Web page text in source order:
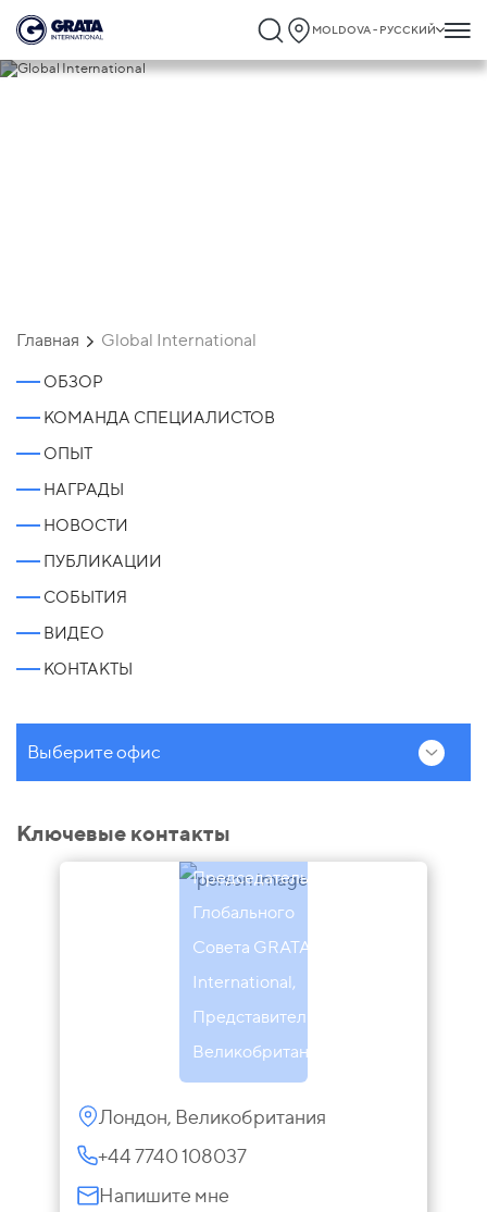
MOLDOVA - РУССКИЙ
Главная Global International
ОБЗОР
КОМАНДА СПЕЦИАЛИСТОВ
ОПЫТ
НАГРАДЫ
НОВОСТИ
ПУБЛИКАЦИИ
СОБЫТИЯ
ВИДЕО
КОНТАКТЫ
Выберите офис
Ключевые контакты
Гэмбл
Председатель
Глобального
Совета GRATA
International,
Представитель в
Великобритании
Лондон, Великобритания
+44 7740 108037
Напишите мне